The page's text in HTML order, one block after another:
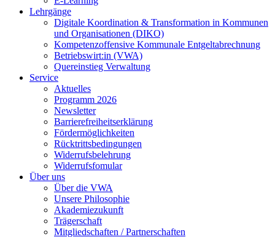
Lehrgänge
Digitale Koordination & Transformation in Kommunen
und Organisationen (DIKO)
Kompetenzoffensive Kommunale Entgeltabrechnung
Betriebswirt:in (VWA)
Quereinstieg Verwaltung
Service
Aktuelles
Programm 2026
Newsletter
Barrierefreiheitserklärung
Fördermöglichkeiten
Rücktrittsbedingungen
Widerrufsbelehrung
Widerrufsfomular
Über uns
Über die VWA
Unsere Philosophie
Akademiezukunft
Trägerschaft
Mitgliedschaften / Partnerschaften